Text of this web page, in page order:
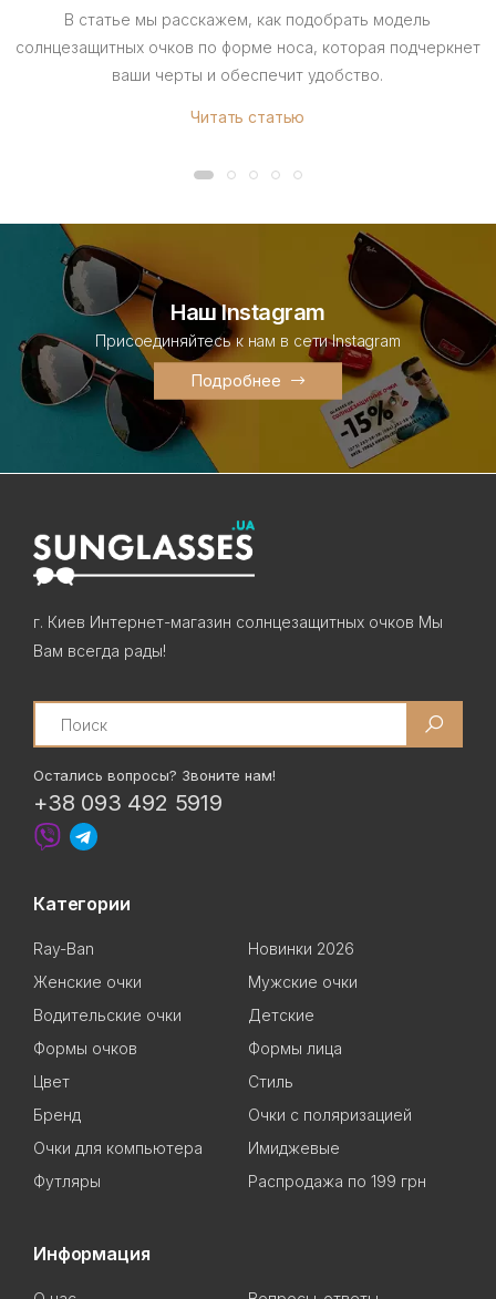
В статье мы расскажем, как подобрать модель
солнцезащитных очков по форме носа, которая подчеркнет
ваши черты и обеспечит удобство.
Читать статью
Наш Instagram
Присоединяйтесь к нам в сети Instagram
Подробнее
г. Киев Интернет-магазин солнцезащитных очков Мы
Вам всегда рады!
Search
Остались вопросы? Звоните нам!
+38 093 492 5919
Категории
Ray-Ban
Новинки 2026
Женские очки
Мужские очки
Водительские очки
Детские
Формы очков
Формы лица
Цвет
Стиль
Бренд
Очки с поляризацией
Очки для компьютера
Имиджевые
Футляры
Распродажа по 199 грн
Информация